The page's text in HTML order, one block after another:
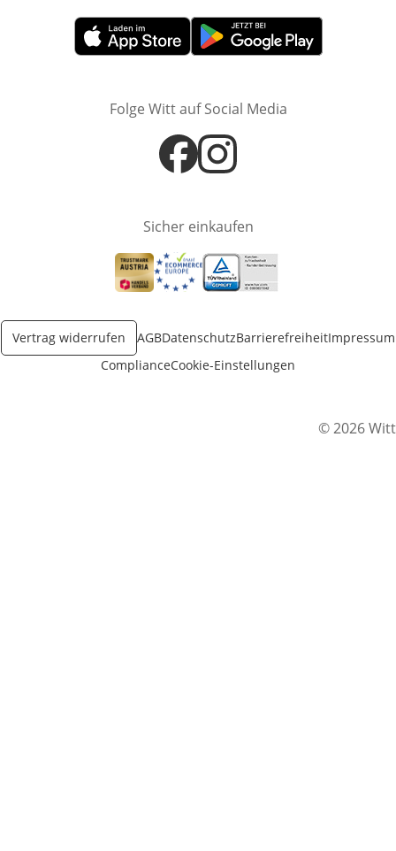
Öffnet in neuem FensterÖffnet in neuem Fenster
Folge Witt auf Social Media
Öffnet in neuem Fenster
Öffnet in neuem Fenster
Sicher einkaufen
Öffnet in neuem Fenster
Öffnet in neuem Fenster
Öffnet in neuem Fenster
Vertrag widerrufen AGBDatenschutzBarrierefreiheitImpressum
ComplianceCookie-Einstellungen
© 2026 Witt